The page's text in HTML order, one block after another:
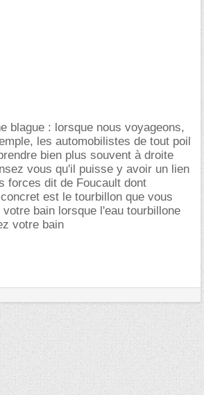
blague : lorsque nous voyageons,
les automobilistes de tout poil
bien plus souvent à droite
vous qu'il puisse y avoir un lien
forces dit de Foucault dont
est le tourbillon que vous
bain lorsque l'eau tourbillone
votre bain